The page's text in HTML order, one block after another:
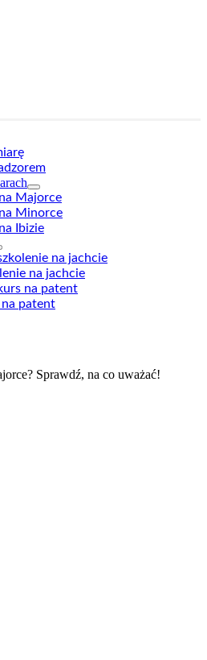
Majorce
Minorce
Ibizie
na jachcie
na jachcie
na patent
patent
Sprawdź, na co uważać!